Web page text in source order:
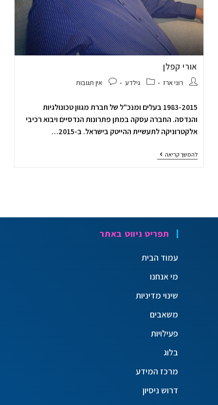
אורי קפלן
רוני ארז גילדע אין תגובות
1983-2015 בעלים ומנכ"ל של חברת מגוון טכונולגיות
והנדסה. החברה עסקה במתן פתרונות הנדסיים ויבוא רכיבי
אלקטרוניקה לתעשיית ההייטק בישראל. ב-2015…
להמשך קריאה
תפריט ניווט באתר
עמוד הבית
מי אנחנו
שינוי מדיניות
משאבים
פעילויות
בלוג
מרכז המידע
דרוש ניסיון